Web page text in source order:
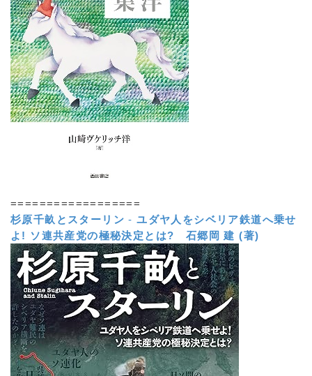
==================
杉原千畝とスターリン -ユダヤ人をシベリア鉄道へ乗せ
よ! ソ連共産党の極秘決定とは?
石郷岡 建 (著)